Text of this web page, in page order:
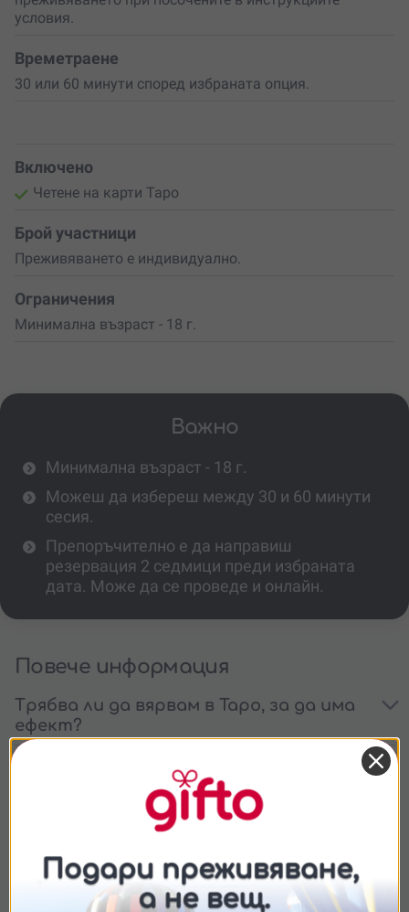
Подари си прозрение
ваучер за Таро консултация
утеха, вдъхновение. Защото понякога
подходящият подаръке онзи, койтоотваря очите и
условия.
Времетраене
30 или 60 минути според избраната опция.
Включено
Четене на карти Таро
Брой участници
Преживяването е индивидуално.
Ограничения
Минимална възраст - 18 г.
Важно
Минимална възраст - 18 г.
Можеш да избереш между 30 и 60 минути
сесия.
Препоръчително е да направиш
резервация 2 седмици преди избраната
дата. Може да се проведе и онлайн.
Повече информация
Трябва ли да вярвам в Таро, за да има
ефект?
Ще ми кажат ли картите бъдещето?
Мога ли да подаря ваучер за Таро
Съгласие Подробности Относно